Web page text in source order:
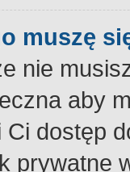
muszę
nie
aby
Ci dostęp
prywatne